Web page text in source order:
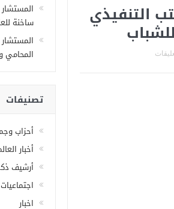
التنفيذي
ساخنة
المحامي
تصنيفات
أحزاب
أخبار
أرشيف
اجتماعيات
اخبار